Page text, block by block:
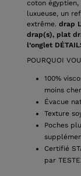
coton
luxueuse, un
extrême. drap
drap(s), plat
l’onglet
POURQUOI
100%
moins
Évacue
Texture
Poches
Certifié
par